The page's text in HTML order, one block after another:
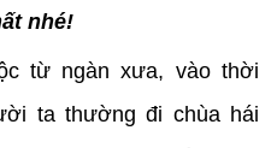
nhé!
từ ngàn xưa, vào thời
ta thường đi chùa hái